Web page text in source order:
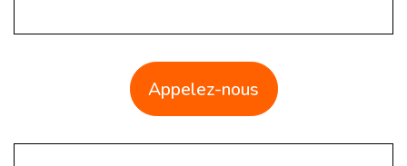
Appelez-nous